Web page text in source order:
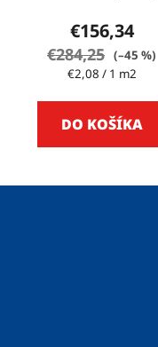
€156,34
€284,25 (–45 %)
Jednotková
€2,08 / 1 m2
DO KOŠÍKA